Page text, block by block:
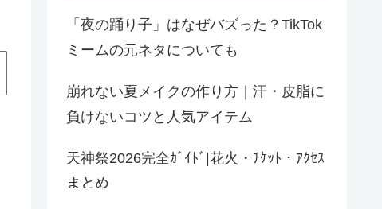
「夜の踊り子」はなぜバズった？TikTok
ミームの元ネタについても
崩れない夏メイクの作り方｜汗・皮脂に
負けないコツと人気アイテム
天神祭2026完全ｶﾞｲﾄﾞ|花火・ﾁｹｯﾄ・ｱｸｾｽ
まとめ